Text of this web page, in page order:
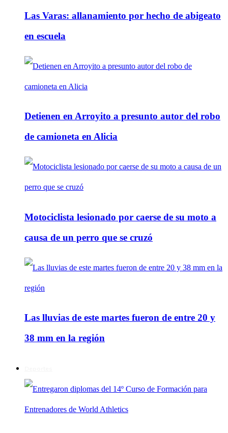
Las Varas: allanamiento por hecho de abigeato
en escuela
Detienen en Arroyito a presunto autor del robo
de camioneta en Alicia
Motociclista lesionado por caerse de su moto a
causa de un perro que se cruzó
Las lluvias de este martes fueron de entre 20 y
38 mm en la región